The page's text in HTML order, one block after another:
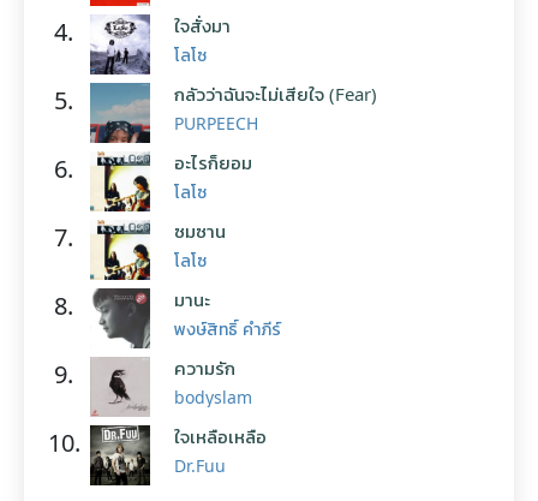
4. ใจสั่งมา
โลโซ
5. กลัวว่าฉันจะไม่เสียใจ (Fear)
PURPEECH
6. อะไรก็ยอม
โลโซ
7. ซมซาน
โลโซ
8. มานะ
พงษ์สิทธิ์ คำภีร์
9. ความรัก
bodyslam
10. ใจเหลือเหลือ
Dr.Fuu